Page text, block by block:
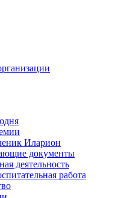
Иларион
документы
деятельность
работа